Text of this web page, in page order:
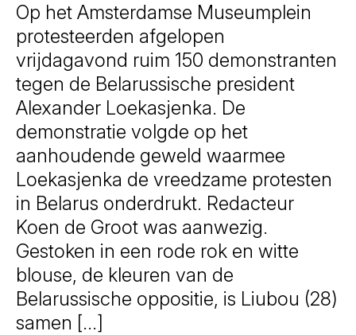
Op het Amsterdamse Museumplein
protesteerden afgelopen
vrijdagavond ruim 150 demonstranten
tegen de Belarussische president
Alexander Loekasjenka. De
demonstratie volgde op het
aanhoudende geweld waarmee
Loekasjenka de vreedzame protesten
in Belarus onderdrukt. Redacteur
Koen de Groot was aanwezig.
Gestoken in een rode rok en witte
blouse, de kleuren van de
Belarussische oppositie, is Liubou (28)
samen […]